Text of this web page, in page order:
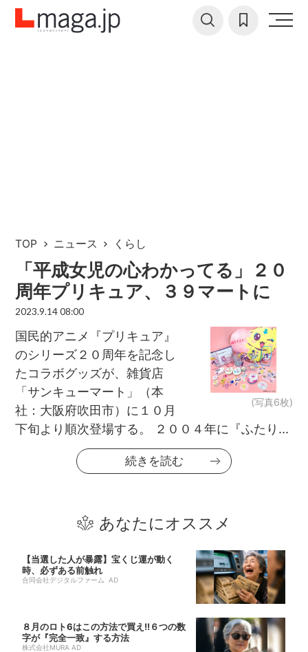
TOP ニュース くらし
「平成女児の心わかってる」２０
周年プリキュア、３９マートに
2023.9.14 08:00
(写真6枚)
国民的アニメ『プリキュア』
のシリーズ２０周年を記念し
たコラボグッズが、雑貨店
「サンキューマート」（本
社：大阪府吹田市）に１０月
下旬より順次登場する。 ２００４年に『ふたり...
続きを読む
あなたにオススメ
【当選した人が暴露】宝くじ運が動く
時、必ずある前触れ
合同会社デジタルファーム AD
８月のロト6はこの方法で買え!!６つの数
字が『完全一致』する方法
株式会社MURA AD